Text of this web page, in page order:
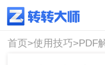
使用技巧
首页>使用技巧>PDF